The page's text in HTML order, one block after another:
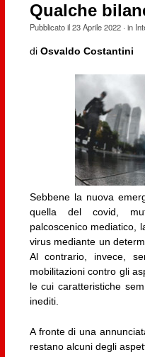
Qualche
Pubblicato il23 Aprile 2022· in
di Osvaldo Costantini
Sebbene la nuova
quella del covid,
palcoscenico mediatico,
virus mediante un
Al contrario, invece,
mobilitazioni contro gli
le cui caratteristiche
inediti.
A fronte di una
restano alcuni degli